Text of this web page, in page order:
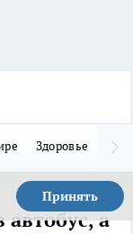
Здоровье
Принять
а